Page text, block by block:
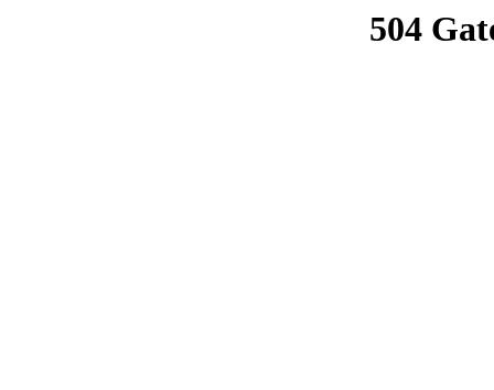
504